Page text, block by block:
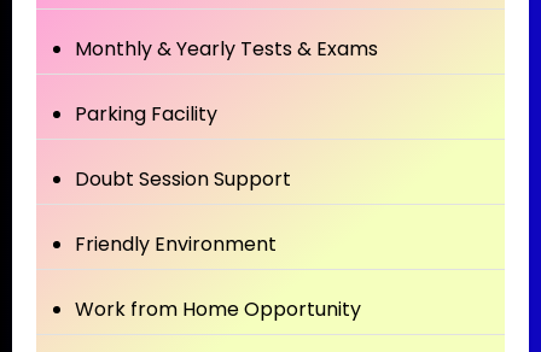
Monthly & Yearly Tests & Exams
Parking Facility
Doubt Session Support
Friendly Environment
Work from Home Opportunity